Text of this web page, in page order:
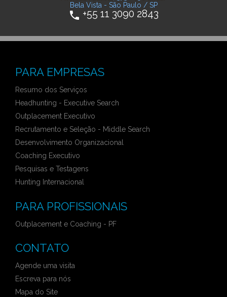
Bela Vista - São Paulo / SP
phone +55 11 3090 2843
PARA EMPRESAS
Resumo dos Serviços
Headhunting - Executive Search
Outplacement Executivo
Recrutamento e Seleção - Middle Search
Desenvolvimento Organizacional
Coaching Executivo
Pesquisas e Testagens
Hunting Internacional
PARA PROFISSIONAIS
Outplacement e Coaching - PF
CONTATO
Agende uma visita
Escreva para nós
Mapa do Site